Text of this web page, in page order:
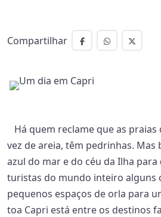
Compartilhar
Há quem reclame que as praias
vez de areia, têm pedrinhas. Mas
azul do mar e do céu da Ilha
turistas do mundo inteiro alguns
pequenos espaços de orla para
toa Capri está entre os destinos